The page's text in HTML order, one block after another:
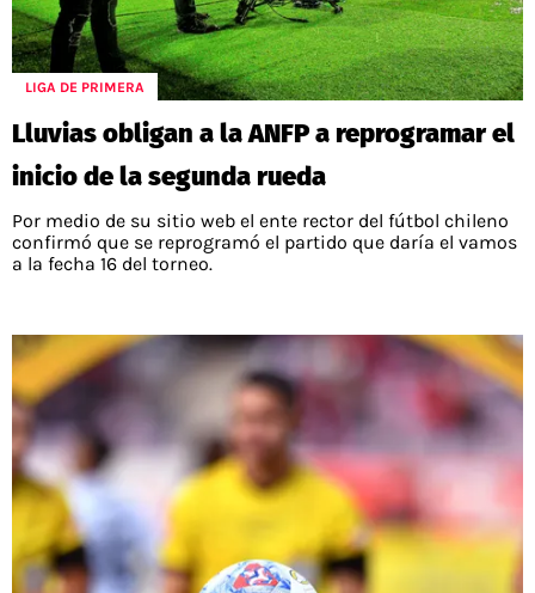
LIGA DE PRIMERA
Lluvias obligan a la ANFP a reprogramar el
inicio de la segunda rueda
Por medio de su sitio web el ente rector del fútbol chileno
confirmó que se reprogramó el partido que daría el vamos
a la fecha 16 del torneo.